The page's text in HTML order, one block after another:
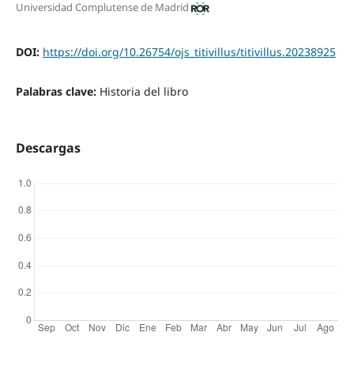
Universidad Complutense de Madrid
DOI: https://doi.org/10.26754/ojs_titivillus/titivillus.20238925
Palabras clave: Historia del libro
Descargas